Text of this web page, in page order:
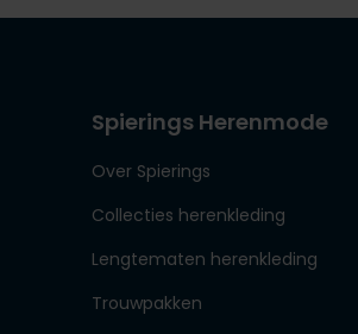
Spierings Herenmode
Over Spierings
Collecties herenkleding
Lengtematen herenkleding
Trouwpakken